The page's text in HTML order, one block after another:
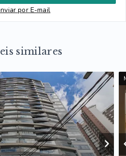
nviar por E-mail
similares